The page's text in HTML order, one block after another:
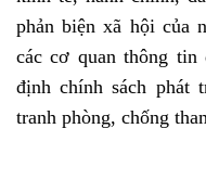
phản biện xã hội của
các cơ quan thông tin
định chính sách phát
tranh phòng, chống